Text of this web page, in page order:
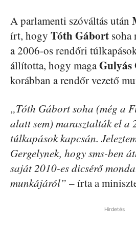
A parlamenti szóváltás után
írt, hogy Tóth Gábort soha
a 2006-os rendőri
állította, hogy magaGulyás
korábban a rendőr vezető
„Tóth Gábort soha (még a
alatt sem) marasztalták el a
túlkapások kapcsán.
Gergelynek, hogy sms-ben
saját 2010-es dicsérő
munkájáról” – írta a
Hirdetés